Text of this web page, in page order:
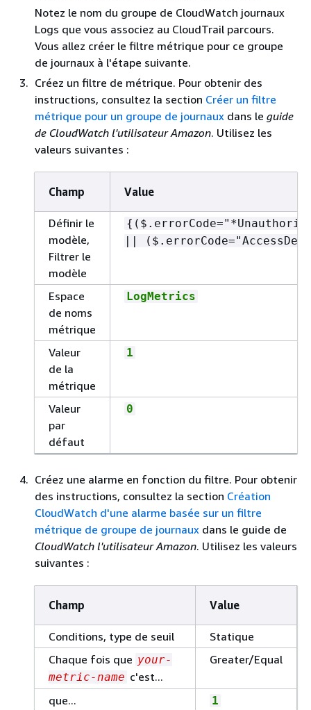
Notez le nom du groupe de CloudWatch journaux
Logs que vous associez au CloudTrail parcours.
Vous allez créer le filtre métrique pour ce groupe
de journaux à l'étape suivante.
Créez un filtre de métrique. Pour obtenir des
instructions, consultez la section Créer un filtre
métrique pour un groupe de journaux dans le guide
de CloudWatch l'utilisateur Amazon. Utilisez les
valeurs suivantes :
Champ Value
Définir le
modèle,
Filtrer le
modèle
{
||
Espace
de noms
métrique
LogMetrics
Valeur
de la
métrique
1
Valeur
par
défaut
0
Créez une alarme en fonction du filtre. Pour obtenir
des instructions, consultez la section Création
CloudWatch d'une alarme basée sur un filtre
métrique de groupe de journaux dans le guide de
CloudWatch l'utilisateur Amazon. Utilisez les valeurs
suivantes :
Champ Value
Conditions, type de seuil
Statique
Chaque fois que your-
metric-name c'est...
Greater/Equal
que... 1